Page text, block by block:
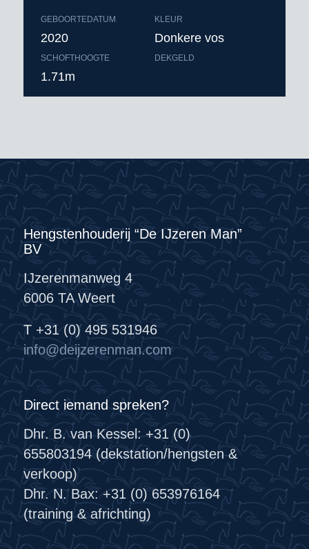
GEBOORTEDATUM
2020
SCHOFTHOOGTE
1.71m
KLEUR
Donkere vos
DEKGELD
Hengstenhouderij “De IJzeren Man”
BV
IJzerenmanweg 4
6006 TA Weert
T +31 (0) 495 531946
info@deijzerenman.com
Direct iemand spreken?
Dhr. B. van Kessel: +31 (0)
655803194 (dekstation/hengsten &
verkoop)
Dhr. N. Bax: +31 (0) 653976164
(training & africhting)